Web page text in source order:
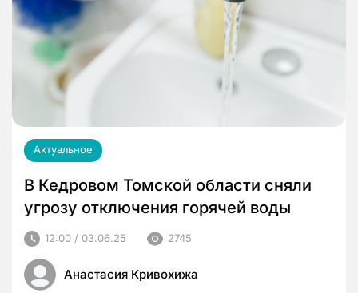
Актуальное
В Кедровом Томской области сняли
угрозу отключения горячей воды
12:00 / 03.06.25 2745
Анастасия Кривохижа